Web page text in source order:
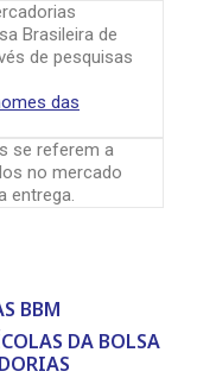
Brasileira de
de pesquisas
das
se referem a
no mercado
entrega.
BBM
DA BOLSA